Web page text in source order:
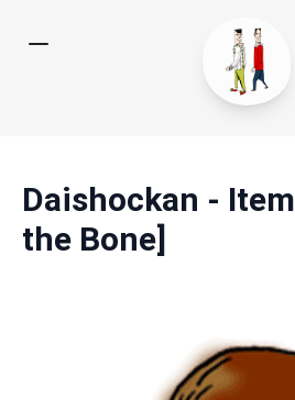
Daishockan -
the Bone]